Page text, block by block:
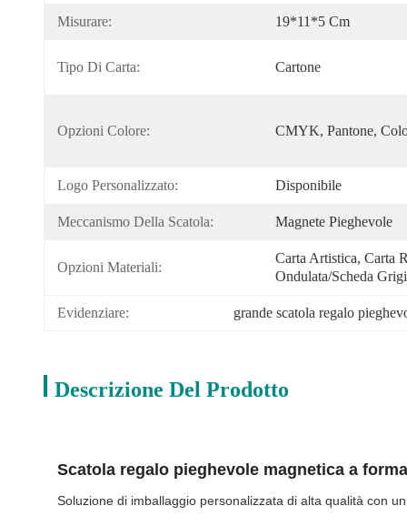
Misurare: 19*11*5 Cm
Tipo Di Carta: Cartone
Opzioni Colore: CMYK, Pantone,
Logo Personalizzato: Disponibile
Meccanismo Della Scatola: Magnete Pieghevole
Opzioni Materiali:
Carta Artistica, Carta
Ondulata/scheda
Evidenziare: grande scatola regalo
Descrizione Del Prodotto
Scatola regalo pieghevole magnetica a
Soluzione di imballaggio personalizzata di alta qualità con